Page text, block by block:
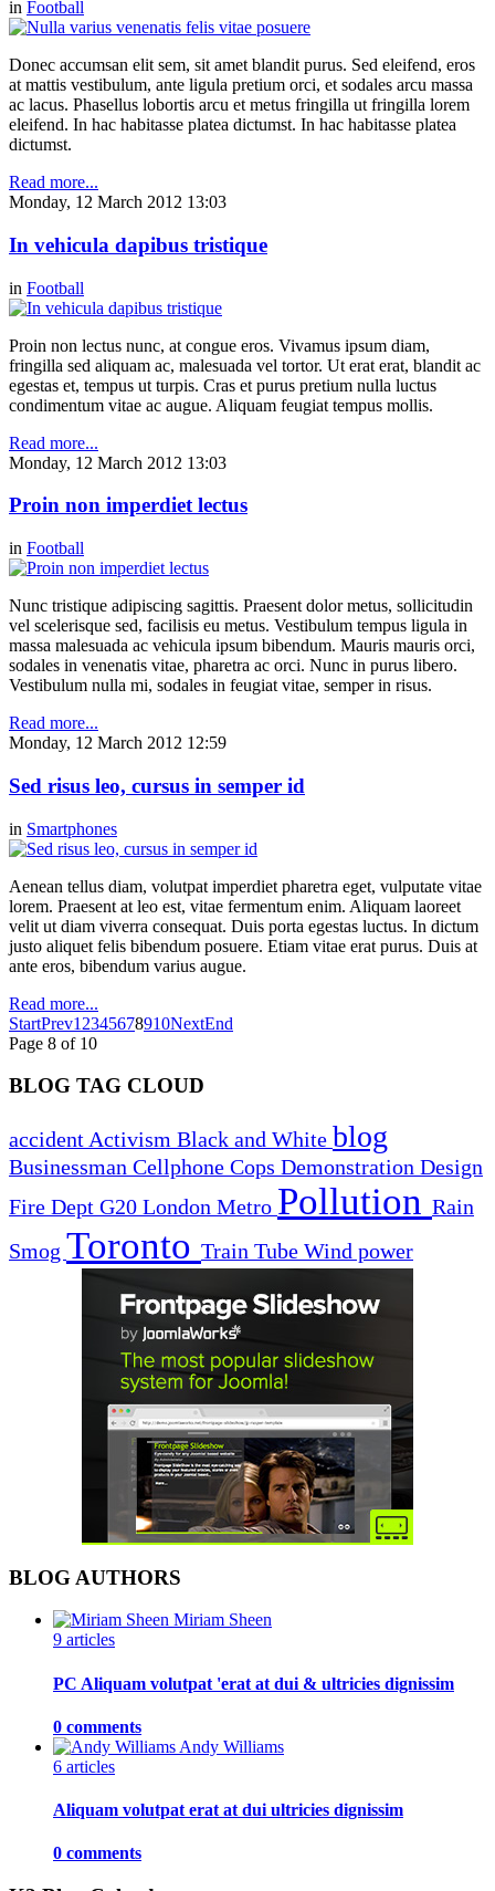
in Football
Donec accumsan elit sem, sit amet blandit purus. Sed eleifend, eros
at mattis vestibulum, ante ligula pretium orci, et sodales arcu massa
ac lacus. Phasellus lobortis arcu et metus fringilla ut fringilla lorem
eleifend. In hac habitasse platea dictumst. In hac habitasse platea
dictumst.
Read more...
Monday, 12 March 2012 13:03
In vehicula dapibus tristique
in Football
Proin non lectus nunc, at congue eros. Vivamus ipsum diam,
fringilla sed aliquam ac, malesuada vel tortor. Ut erat erat, blandit ac
egestas et, tempus ut turpis. Cras et purus pretium nulla luctus
condimentum vitae ac augue. Aliquam feugiat tempus mollis.
Read more...
Monday, 12 March 2012 13:03
Proin non imperdiet lectus
in Football
Nunc tristique adipiscing sagittis. Praesent dolor metus, sollicitudin
vel scelerisque sed, facilisis eu metus. Vestibulum tempus ligula in
massa malesuada ac vehicula ipsum bibendum. Mauris mauris orci,
sodales in venenatis vitae, pharetra ac orci. Nunc in purus libero.
Vestibulum nulla mi, sodales in feugiat vitae, semper in risus.
Read more...
Monday, 12 March 2012 12:59
Sed risus leo, cursus in semper id
in Smartphones
Aenean tellus diam, volutpat imperdiet pharetra eget, vulputate vitae
lorem. Praesent at leo est, vitae fermentum enim. Aliquam laoreet
velit ut diam viverra consequat. Duis porta egestas luctus. In dictum
justo aliquet felis bibendum posuere. Etiam vitae erat purus. Duis at
ante eros, bibendum varius augue.
Read more...
StartPrev1 2345678910NextEnd
Page 8 of 10
BLOG TAG CLOUD
accident Activism Black and White blog
Businessman Cellphone Cops Demonstration Design
Fire Dept G20 London Metro Pollution Rain
Smog Toronto Train Tube Wind power
BLOG AUTHORS
Miriam Sheen
9 articles
PC Aliquam volutpat 'erat at dui & ultricies dignissim
0 comments
Andy Williams
6 articles
Aliquam volutpat erat at dui ultricies dignissim
0 comments